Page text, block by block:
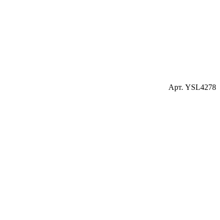
Арт. YSL4278